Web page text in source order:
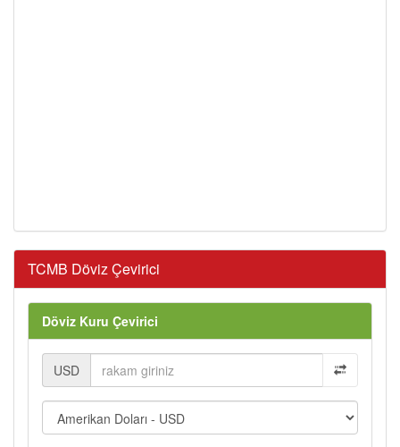
TCMB Döviz Çevirici
Döviz Kuru Çevirici
USD